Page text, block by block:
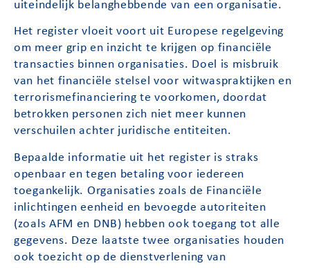
uiteindelijk belanghebbende van een organisatie.
Het register vloeit voort uit Europese regelgeving
om meer grip en inzicht te krijgen op financiële
transacties binnen organisaties. Doel is misbruik
van het financiële stelsel voor witwaspraktijken en
terrorismefinanciering te voorkomen, doordat
betrokken personen zich niet meer kunnen
verschuilen achter juridische entiteiten.
Bepaalde informatie uit het register is straks
openbaar en tegen betaling voor iedereen
toegankelijk. Organisaties zoals de Financiële
inlichtingen eenheid en bevoegde autoriteiten
(zoals AFM en DNB) hebben ook toegang tot alle
gegevens. Deze laatste twee organisaties houden
ook toezicht op de dienstverlening van